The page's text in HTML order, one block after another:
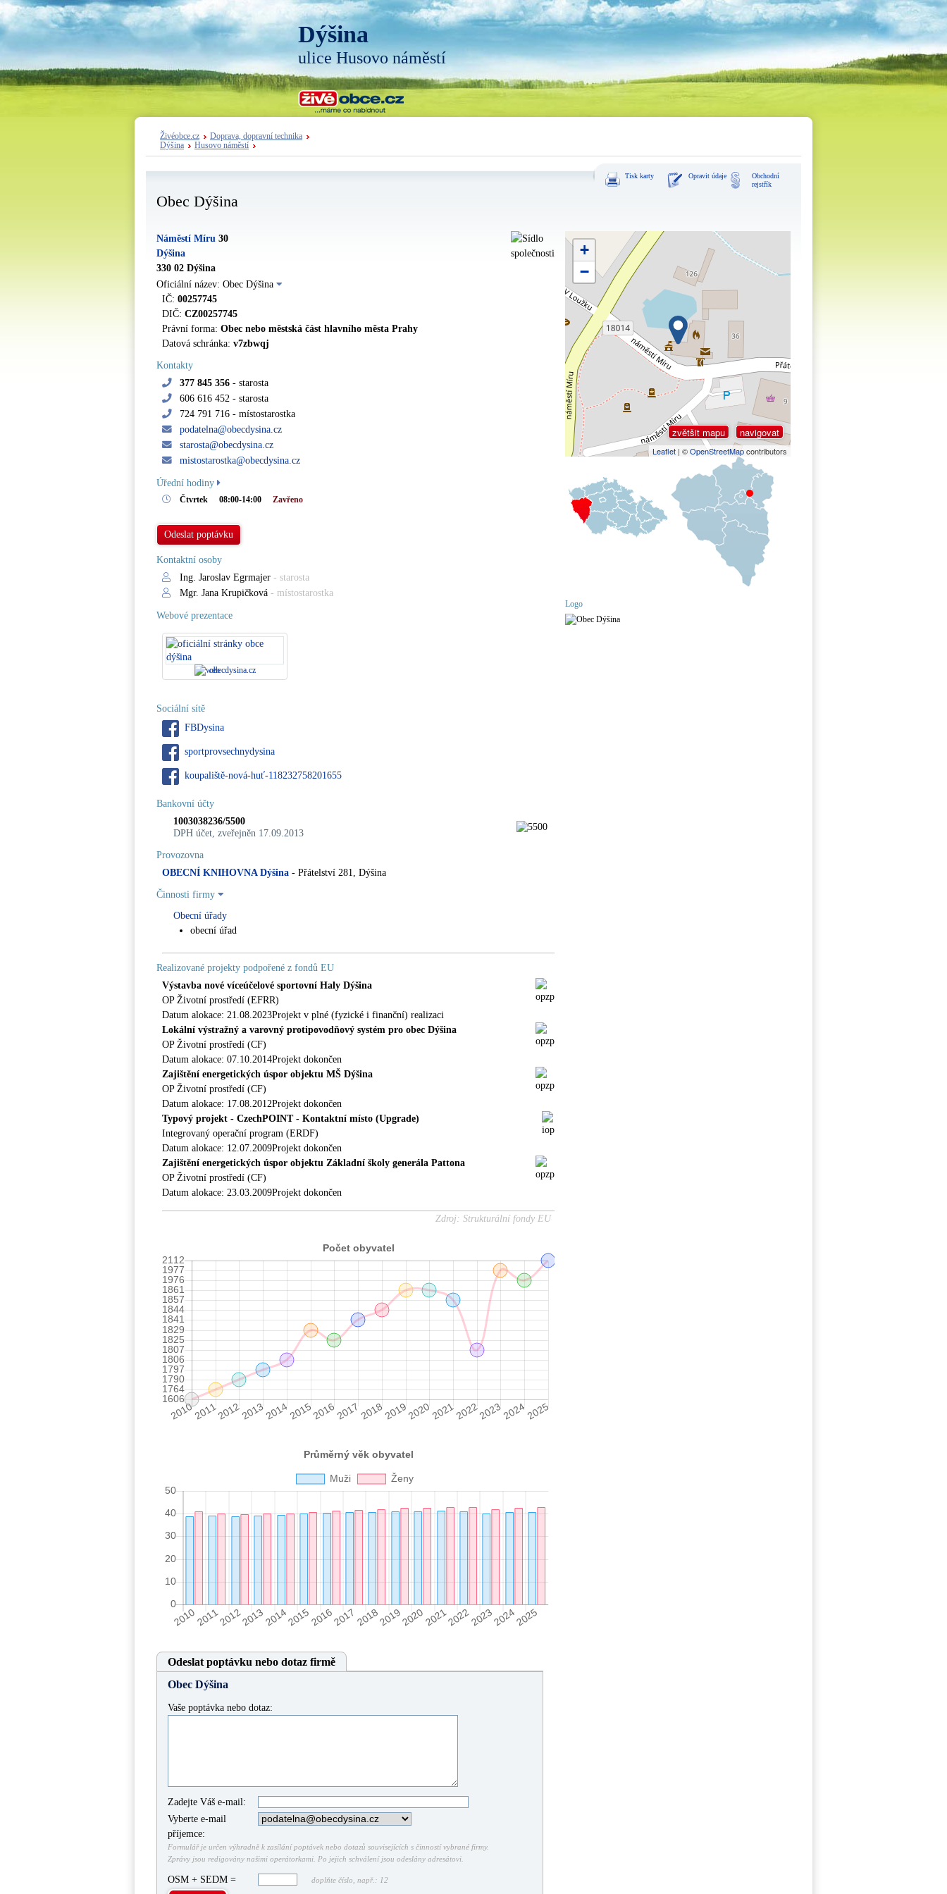
Dýšina
ulice Husovo náměstí
Živéobce.cz
Doprava, dopravní technika
Dýšina
Husovo náměstí
Tisk karty Opravit údaje
Obchodní
rejstřík
Obec Dýšina
Náměstí Míru 30
Dýšina
330 02 Dýšina
Oficiální název: Obec Dýšina
IČ: 00257745
DIČ: CZ00257745
Právní forma: Obec nebo městská část hlavního města Prahy
Datová schránka: v7zbwqj
Kontakty
377 845 356 - starosta
606 616 452 - starosta
724 791 716 - místostarostka
podatelna@obecdysina.cz
starosta@obecdysina.cz
mistostarostka@obecdysina.cz
Úřední hodiny
Čtvrtek 08:00-14:00 Zavřeno
Odeslat poptávku
Kontaktní osoby
Ing. Jaroslav Egrmajer - starosta
Mgr. Jana Krupičková - místostarostka
Webové prezentace
obecdysina.cz
Sociální sítě
FBDysina
sportprovsechnydysina
koupaliště-nová-huť-118232758201655
Bankovní účty
1003038236/5500
DPH účet, zveřejněn 17.09.2013
Provozovna
OBECNÍ KNIHOVNA Dýšina - Přátelství 281, Dýšina
Činnosti firmy
Obecní úřady
obecní úřad
Realizované projekty podpořené z fondů EU
Výstavba nové víceúčelové sportovní Haly Dýšina
OP Životní prostředí (EFRR)
Datum alokace: 21.08.2023Projekt v plné (fyzické i finanční) realizaci
Lokální výstražný a varovný protipovodňový systém pro obec Dýšina
OP Životní prostředí (CF)
Datum alokace: 07.10.2014Projekt dokončen
Zajištění energetických úspor objektu MŠ Dýšina
OP Životní prostředí (CF)
Datum alokace: 17.08.2012Projekt dokončen
Typový projekt - CzechPOINT - Kontaktní místo (Upgrade)
Integrovaný operační program (ERDF)
Datum alokace: 12.07.2009Projekt dokončen
Zajištění energetických úspor objektu Základní školy generála Pattona
OP Životní prostředí (CF)
Datum alokace: 23.03.2009Projekt dokončen
Zdroj: Strukturální fondy EU
Odeslat poptávku nebo dotaz firmě
Obec Dýšina
Vaše poptávka nebo dotaz:
Zadejte Váš e-mail:
Vyberte e-mail
příjemce:
Formulář je určen výhradně k zasílání poptávek nebo dotazů souvisejících s činností vybrané firmy.
Zprávy jsou redigovány našimi operátorkami. Po jejich schválení jsou odeslány adresátovi.
OSM + SEDM = doplňte číslo, např.: 12
zvětšit mapu navigovat
+
−
Leaflet | ©OpenStreetMapcontributors
Logo